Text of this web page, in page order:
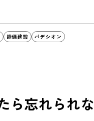
睦備建設 パデシオン
ら忘れられ